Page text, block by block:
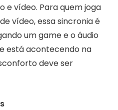
e vídeo. Para quem joga
vídeo, essa sincronia é
um game e o áudio
está acontecendo na
deve ser